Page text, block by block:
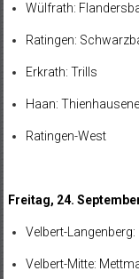
Wülfrath:
Ratingen:
Erkrath: Trills
Haan:
Ratingen-West
Freitag, 24.
Velbert-
Velbert-Mitte: